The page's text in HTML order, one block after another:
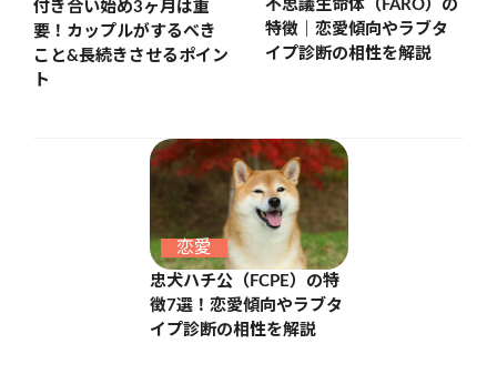
付き合い始め3ヶ月は重
要！カップルがするべき
こと&長続きさせるポイン
ト
不思議生命体（FARO）の
特徴｜恋愛傾向やラブタ
イプ診断の相性を解説
恋愛
忠犬ハチ公（FCPE）の特
徴7選！恋愛傾向やラブタ
イプ診断の相性を解説